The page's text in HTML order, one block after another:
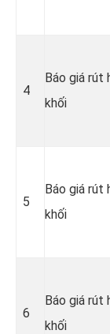
4
Báo giá rút
khối
5
Báo giá rút
khối
6
Báo giá rút
khối